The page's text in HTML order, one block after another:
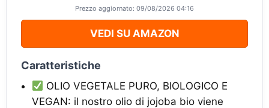
Prezzo aggiornato: 09/08/2026 04:16
VEDI SU AMAZON
Caratteristiche
OLIO VEGETALE PURO, BIOLOGICO E
VEGAN: il nostro olio di jojoba bio viene